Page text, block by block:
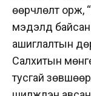
өөрчлөлт орж,
мэдэлд
ашиглалтын
Салхитын
тусгай